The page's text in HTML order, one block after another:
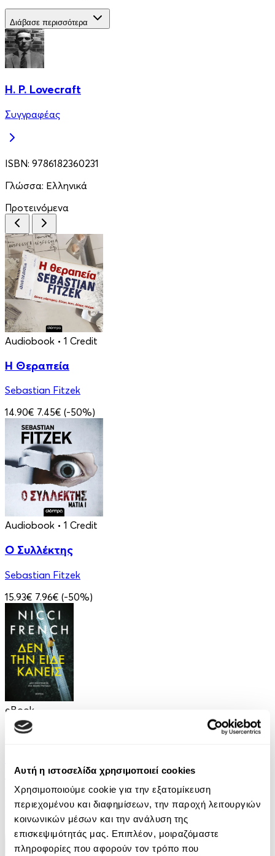
Αυτή η ιστοσελίδα χρησιμοποιεί cookies
Χρησιμοποιούμε cookie για την εξατομίκευση
περιεχομένου και διαφημίσεων, την παροχή λειτουργιών
κοινωνικών μέσων και την ανάλυση της
επισκεψιμότητάς μας. Επιπλέον, μοιραζόμαστε
πληροφορίες που αφορούν τον τρόπο που
Διάβασε περισσότερα
H. P. Lovecraft
Συγγραφέας
ISBN: 9786182360231
Γλώσσα: Ελληνικά
Προτεινόμενα
Audiobook • 1 Credit
Η Θεραπεία
Sebastian Fitzek
14.90€ 7.45€ (-50%)
Audiobook • 1 Credit
Ο Συλλέκτης
Sebastian Fitzek
15.93€ 7.96€ (-50%)
eBook
Δεν την είδε κανείς